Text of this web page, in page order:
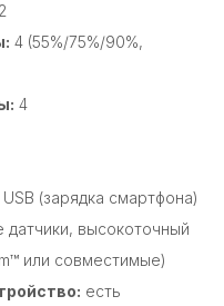
4 (55%/75%/90%,
4
USB (зарядка смартфона)
датчики, высокоточный
или совместимые)
есть